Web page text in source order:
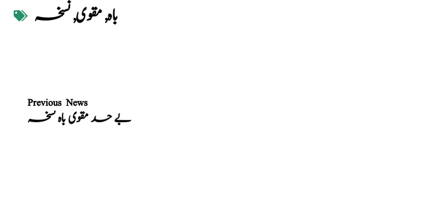
باہ,مقوی,نسخہ
Previous News
بے حد مقوی باہ نسخہ